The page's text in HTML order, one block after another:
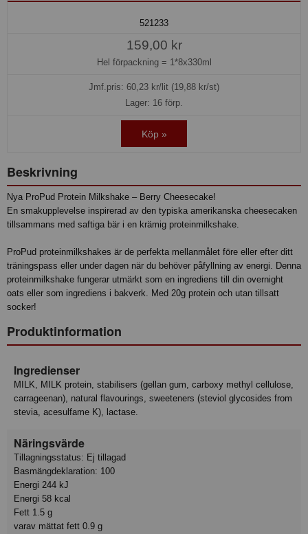
521233
159,00 kr
Hel förpackning = 1*8x330ml
Jmf.pris: 60,23 kr/lit (19,88 kr/st)
Lager: 16 förp.
Köp »
Beskrivning
Nya ProPud Protein Milkshake – Berry Cheesecake!
En smakupplevelse inspirerad av den typiska amerikanska cheesecaken
tillsammans med saftiga bär i en krämig proteinmilkshake.
ProPud proteinmilkshakes är de perfekta mellanmålet före eller efter ditt
träningspass eller under dagen när du behöver påfyllning av energi. Denna
proteinmilkshake fungerar utmärkt som en ingrediens till din overnight
oats eller som ingrediens i bakverk. Med 20g protein och utan tillsatt
socker!
Produktinformation
Ingredienser
MILK, MILK protein, stabilisers (gellan gum, carboxy methyl cellulose,
carrageenan), natural flavourings, sweeteners (steviol glycosides from
stevia, acesulfame K), lactase.
Näringsvärde
Tillagningsstatus: Ej tillagad
Basmängdeklaration: 100
Energi 244 kJ
Energi 58 kcal
Fett 1.5 g
varav mättat fett 0.9 g